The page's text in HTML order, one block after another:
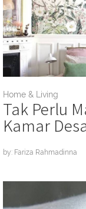
Home & Living
Tak Perlu
Kamar
by: Fariza Rahmadinna